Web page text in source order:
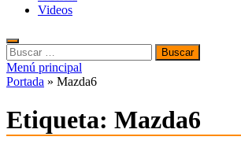
Videos
Buscar:
Menú principal
Portada » Mazda6
Etiqueta: Mazda6